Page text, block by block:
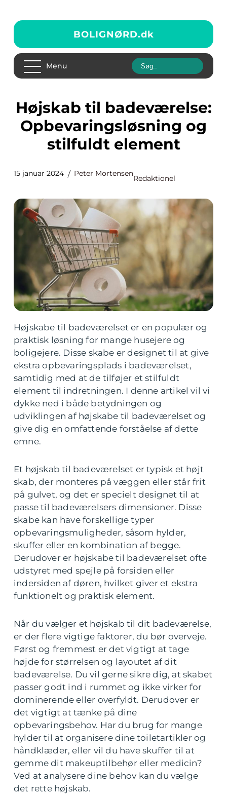
BOLIGNØRD.dk
Menu
Højskab til badeværelse:
Opbevaringsløsning og
stilfuldt element
15 januar 2024 Peter Mortensen
Redaktionel
Højskabe til badeværelset er en populær og
praktisk løsning for mange husejere og
boligejere. Disse skabe er designet til at give
ekstra opbevaringsplads i badeværelset,
samtidig med at de tilføjer et stilfuldt
element til indretningen. I denne artikel vil vi
dykke ned i både betydningen og
udviklingen af højskabe til badeværelset og
give dig en omfattende forståelse af dette
emne.
Et højskab til badeværelset er typisk et højt
skab, der monteres på væggen eller står frit
på gulvet, og det er specielt designet til at
passe til badeværelsers dimensioner. Disse
skabe kan have forskellige typer
opbevaringsmuligheder, såsom hylder,
skuffer eller en kombination af begge.
Derudover er højskabe til badeværelset ofte
udstyret med spejle på forsiden eller
indersiden af døren, hvilket giver et ekstra
funktionelt og praktisk element.
Når du vælger et højskab til dit badeværelse,
er der flere vigtige faktorer, du bør overveje.
Først og fremmest er det vigtigt at tage
højde for størrelsen og layoutet af dit
badeværelse. Du vil gerne sikre dig, at skabet
passer godt ind i rummet og ikke virker for
dominerende eller overfyldt. Derudover er
det vigtigt at tænke på dine
opbevaringsbehov. Har du brug for mange
hylder til at organisere dine toiletartikler og
håndklæder, eller vil du have skuffer til at
gemme dit makeuptilbehør eller medicin?
Ved at analysere dine behov kan du vælge
det rette højskab.